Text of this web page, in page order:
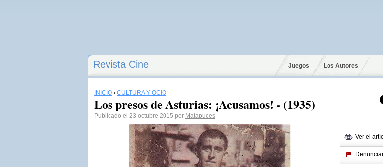
Revista Cine Juegos Los Autores
INICIO › CULTURA Y OCIO
Los presos de Asturias: ¡Acusamos! - (1935)
Publicado el 23 octubre 2015 por Matapuces
Ver el
Denunciar